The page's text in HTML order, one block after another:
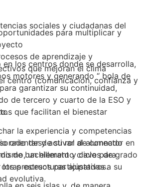
sociales y ciudadanas del
de aprendizaje y
que mejoran el clima
centro (comunicación, confianza y
que facilitan el bienestar
desde su rol de conector en
un elemento clave para
procesos participativos.
para multiplicar y
los centros donde se desarrolla,
motores y generando “ bola de
garantizar su continuidad,
de tercero y cuarto de la ESO y
la experiencia y competencias
orientar y activar al alumnado
de bachillerato y ciclos de grado
estructuras ajustadas a su
evolutiva.